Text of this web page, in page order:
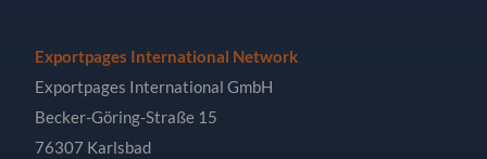
Exportpages International Network
Exportpages International GmbH
Becker-Göring-Straße 15
76307 Karlsbad